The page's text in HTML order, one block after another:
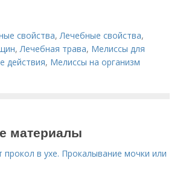
свойства,Лечебные свойства,
,Лечебная трава, Мелиссы для
действия, Мелиссы на организм
материалы
прокол в ухе. Прокалывание мочки или